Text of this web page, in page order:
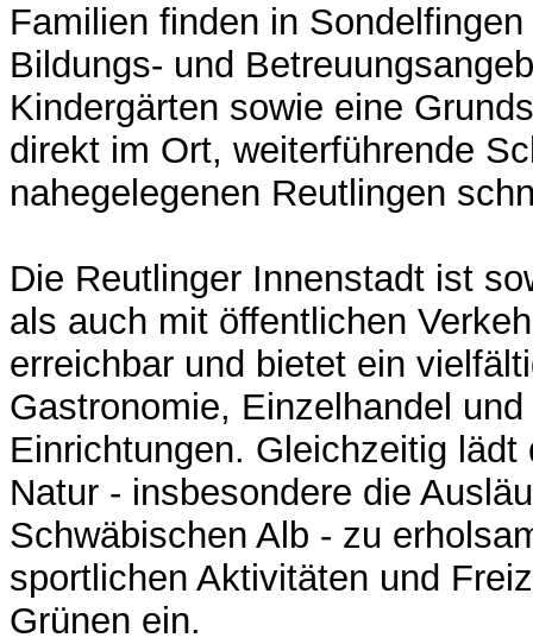
Familien finden in
Bildungs- und
Kindergärten sowie eine
direkt im Ort, weiterführende
nahegelegenen Reutlingen
Die Reutlinger Innenstadt ist
als auch mit öffentlichen
erreichbar und bietet ein
Gastronomie, Einzelhandel
Einrichtungen. Gleichzeitig lädt
Natur - insbesondere die
Schwäbischen Alb - zu
sportlichen Aktivitäten und
Grünen ein.